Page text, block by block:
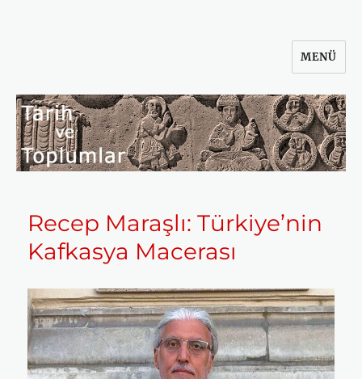
MENÜ
Recep Maraşlı: Türkiye’nin
Kafkasya Macerası